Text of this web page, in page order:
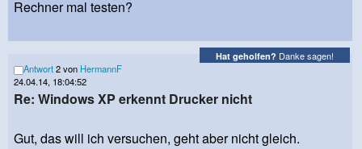
Rechner mal testen?
Hat geholfen? Danke sagen!
Antwort2 von HermannF
24.04.14, 18:04:52
Re: Windows XP erkennt Drucker nicht
Gut, das will ich versuchen, geht aber nicht gleich.